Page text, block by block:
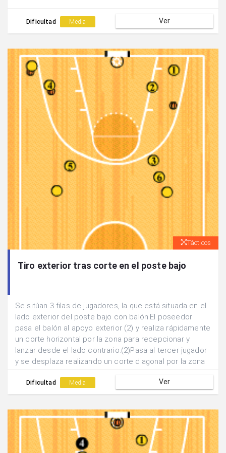
Dificultad Media Ver
Tácticos
Tiro exterior tras corte en el poste bajo
Se sitúan 3 filas de jugadores, la que está situada en el
lado exterior del poste bajo con balón.El poseedor
pasa el balón al apoyo exterior (2) y realiza rápidamente
un corte horizontal por la zona para recepcionar y
lanzar desde el lado contrario.(2)Pasa al tercer jugador
y se desplaza realizando un corte diagonal por la zona
finalizar se rotan las posiciones.
Dificultad Media Ver